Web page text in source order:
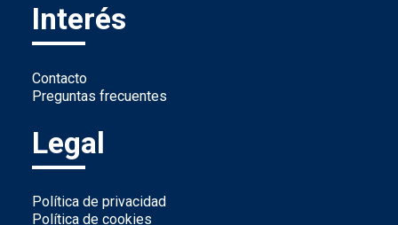
Interés
Contacto
Preguntas frecuentes
Legal
Política de privacidad
Política de cookies